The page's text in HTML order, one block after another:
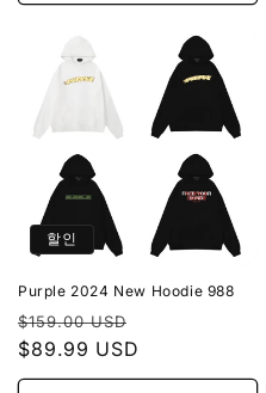
할인
Purple 2024 New Hoodie 988
정
가
$159.00 USD
가
$89.99 USD